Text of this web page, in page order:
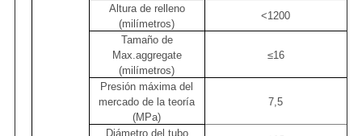
Altura de relleno
(milímetros)
<1200
Tamaño de
Max.aggregate
(milímetros)
≤16
Presión máxima del
mercado de la teoría
(MPa)
7,5
Diámetro del tubo